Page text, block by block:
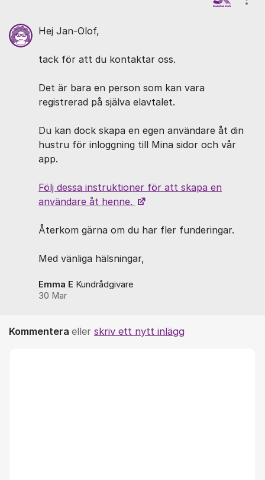
Hej Jan-Olof,
tack för att du kontaktar oss.
Det är bara en person som kan vara
registrerad på själva elavtalet.
Du kan dock skapa en egen användare åt din
hustru för inloggning till Mina sidor och vår
app.
Följ dessa instruktioner för att skapa en
användare åt henne.
Återkom gärna om du har fler funderingar.
Med vänliga hälsningar,
Emma E Kundrådgivare
30 Mar
Kommentera eller skriv ett nytt inlägg